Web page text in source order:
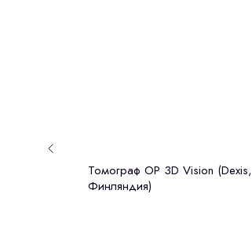
Томограф OP 3D Vision (Dexis,
Финляндия)